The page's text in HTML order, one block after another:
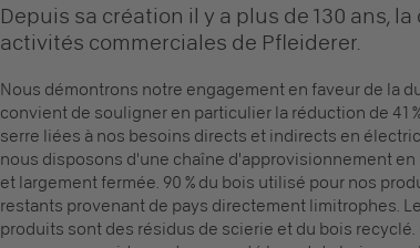
Depuis sa création il y a plus de 130 ans,
activités commerciales de Pfleiderer.
Nous démontrons notre engagement en faveur de la
convient de souligner en particulier la réduction de 41
serre liées à nos besoins directs et indirects en
nous disposons d'une chaîne d'approvisionnement
et largement fermée. 90 % du bois utilisé pour nos
restants provenant de pays directement limitrophes.
produits sont des résidus de scierie et du bois recyclé.